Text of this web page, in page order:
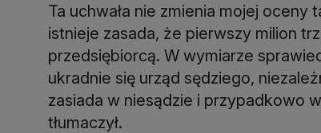
Ta uchwała nie zmienia mojej
istnieje zasada, że pierwszy milion
przedsiębiorcą. W wymiarze
ukradnie się urząd sędziego,
zasiada w niesądzie i przypadkowo
tłumaczył.